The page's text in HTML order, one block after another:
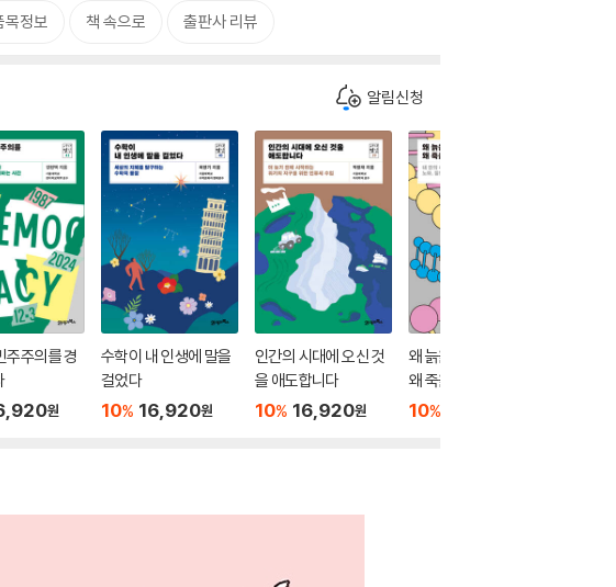
목정보 책 속으로 출판사 리뷰
알림신청
주주의를 경
원
수학이 내 인생에 말을
걸었다
10% 16,920원
인간의 시대에 오신 것
을 애도합니다
10% 16,920원
왜 늙을까, 왜 병들까,
왜 죽을까
10%